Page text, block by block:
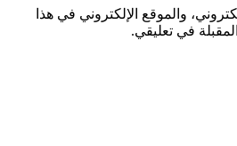
والموقع الإلكتروني في هذا
في تعليقي.